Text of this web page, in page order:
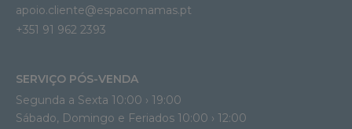
apoio.cliente@espacomamas.pt
+351 91 962 2393
SERVIÇO PÓS-VENDA
Segunda a Sexta 10:00 › 19:00
Sábado, Domingo e Feriados 10:00 › 12:00